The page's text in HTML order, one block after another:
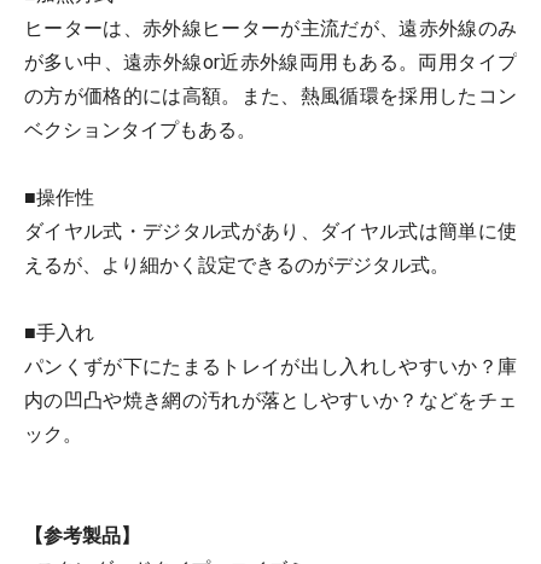
ヒーターは、赤外線ヒーターが主流だが、遠赤外線のみ
が多い中、遠赤外線or近赤外線両用もある。両用タイプ
の方が価格的には高額。また、熱風循環を採用したコン
ベクションタイプもある。
■操作性
ダイヤル式・デジタル式があり、ダイヤル式は簡単に使
えるが、より細かく設定できるのがデジタル式。
■手入れ
パンくずが下にたまるトレイが出し入れしやすいか？庫
内の凹凸や焼き網の汚れが落としやすいか？などをチェ
ック。
【参考製品】